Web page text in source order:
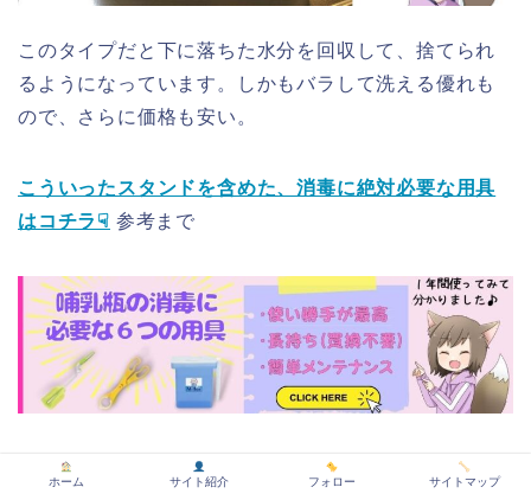
このタイプだと下に落ちた水分を回収して、捨てられ
るようになっています。しかもバラして洗える優れも
ので、さらに価格も安い。
こういったスタンドを含めた、消毒に絶対必要な用具
はコチラ☟ 参考まで
ホーム サイト紹介 フォロー サイトマップ